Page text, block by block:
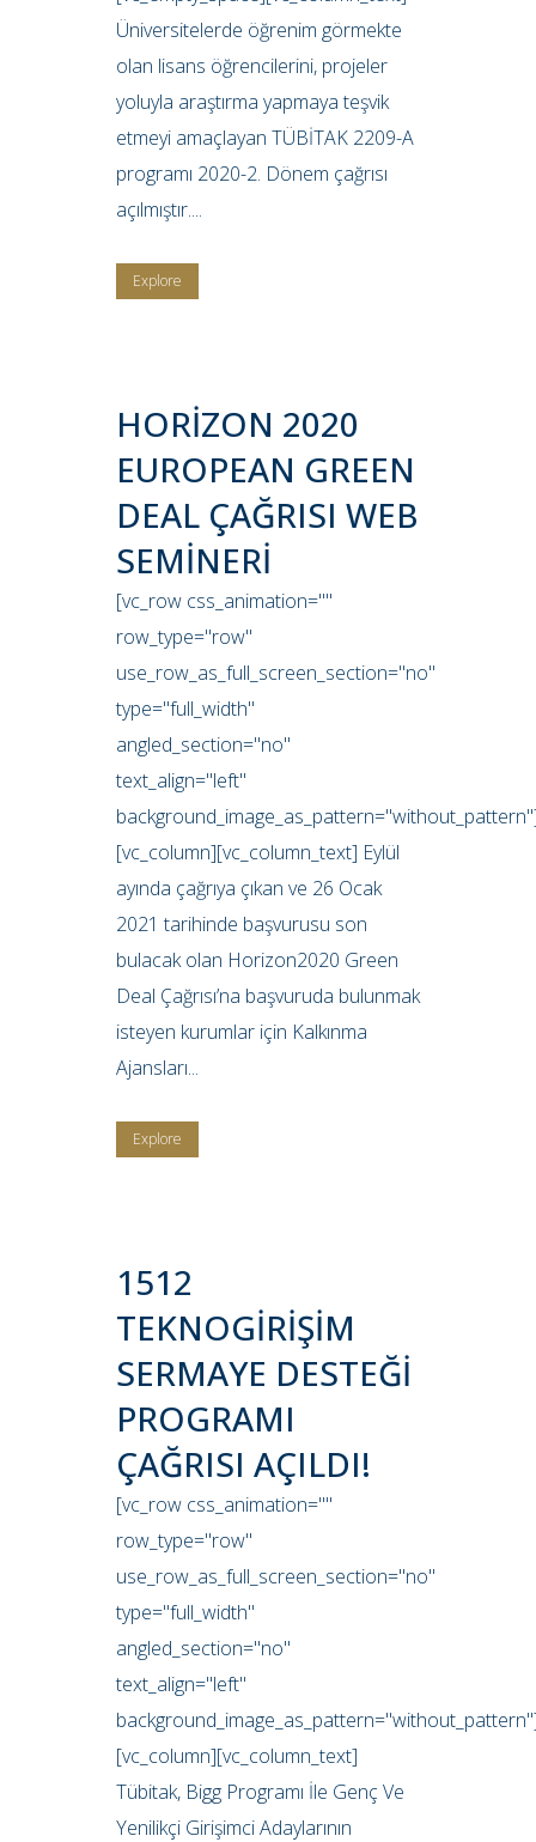
Üniversitelerde öğrenim görmekte
olan lisans öğrencilerini, projeler
yoluyla araştırma yapmaya teşvik
etmeyi amaçlayan TÜBİTAK 2209-A
programı 2020-2. Dönem çağrısı
açılmıştır....
Explore
HORİZON 2020
EUROPEAN GREEN
DEAL ÇAĞRISI WEB
SEMİNERİ
[vc_row css_animation=""
row_type="row"
use_row_as_full_screen_section="no"
type="full_width"
angled_section="no"
text_align="left"
[vc_column][vc_column_text] Eylül
ayında çağrıya çıkan ve 26 Ocak
2021 tarihinde başvurusu son
bulacak olan Horizon2020 Green
Deal Çağrısı’na başvuruda bulunmak
isteyen kurumlar için Kalkınma
Ajansları...
Explore
1512
TEKNOGİRİŞİM
SERMAYE DESTEĞİ
PROGRAMI
ÇAĞRISI AÇILDI!
[vc_row css_animation=""
row_type="row"
use_row_as_full_screen_section="no"
type="full_width"
angled_section="no"
text_align="left"
[vc_column][vc_column_text]
Tübitak, Bigg Programı İle Genç Ve
Yenilikçi Girişimci Adaylarının